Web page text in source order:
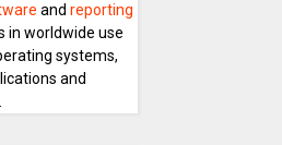
and reporting
in worldwide use
systems,
and